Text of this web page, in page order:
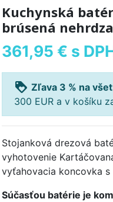
Kuchynská
brúsená
361,95 € s
loyalty Zľava 3 % na
300 EUR a v košíku
Stojanková drezová
vyhotovenie
vyťahovacia koncovka
Súčasťou batérie je